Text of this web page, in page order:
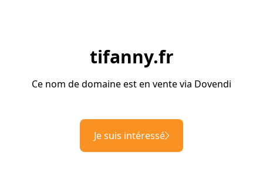
tifanny.fr
Ce nom de domaine est en vente via Dovendi
Je suis intéressé